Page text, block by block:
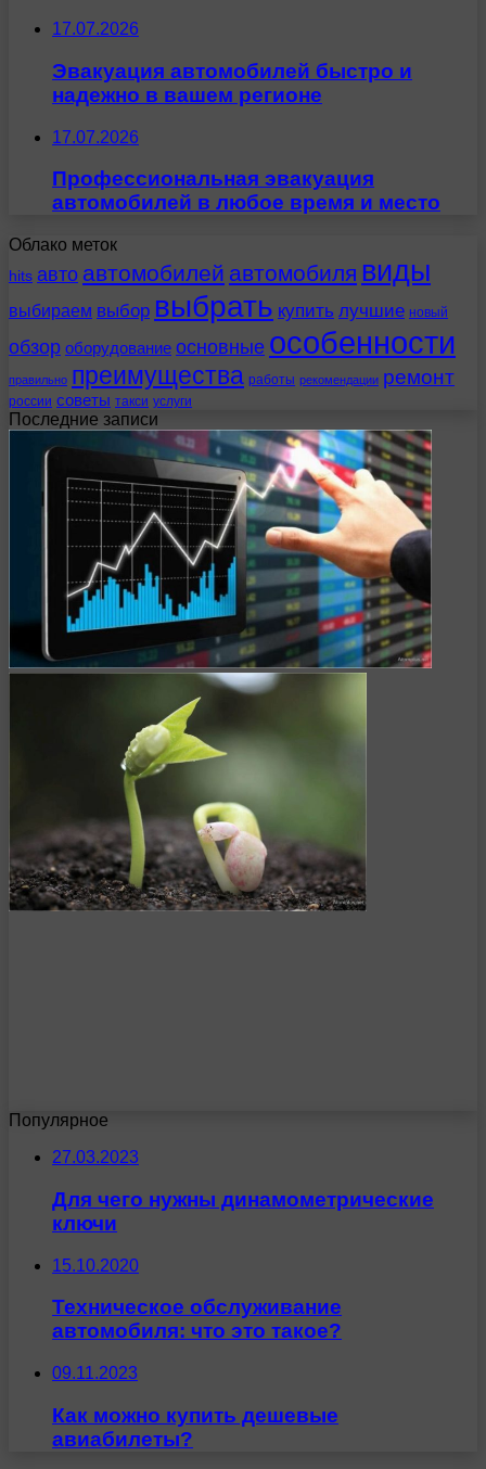
17.07.2026
Эвакуация автомобилей быстро и
надежно в вашем регионе
17.07.2026
Профессиональная эвакуация
автомобилей в любое время и место
Облако меток
hits авто автомобилей автомобиля виды
выбираем выбор выбрать купить лучшие новый
обзор оборудование основные особенности
правильно преимущества работы рекомендации ремонт
россии советы такси услуги
Последние записи
Популярное
27.03.2023
Для чего нужны динамометрические
ключи
15.10.2020
Техническое обслуживание
автомобиля: что это такое?
09.11.2023
Как можно купить дешевые
авиабилеты?